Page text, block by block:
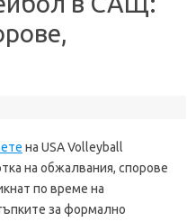
на USA Volleyball
на обжалвания, спорове
по време на
за формално